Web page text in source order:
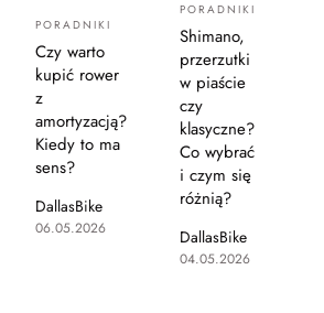
PORADNIKI
Czy warto
kupić rower
z
amortyzacją?
Kiedy to ma
sens?
DallasBike
06.05.2026
PORADNIKI
Shimano,
przerzutki
w piaście
czy
klasyczne?
Co wybrać
i czym się
różnią?
DallasBike
04.05.2026